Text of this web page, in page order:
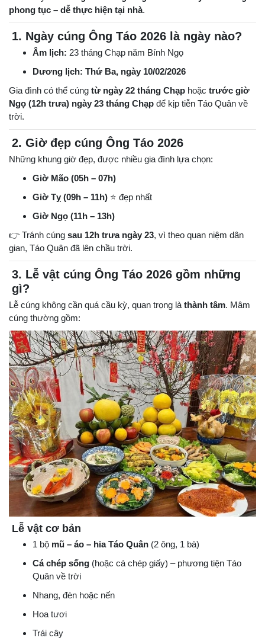
phong tục – dễ thực hiện tại nhà.
1. Ngày cúng Ông Táo 2026 là ngày nào?
Âm lịch: 23 tháng Chạp năm Bính Ngọ
Dương lịch: Thứ Ba, ngày 10/02/2026
Gia đình có thể cúng từ ngày 22 tháng Chạp hoặc trước giờ
Ngọ (12h trưa) ngày 23 tháng Chạp để kịp tiễn Táo Quân về
trời.
2. Giờ đẹp cúng Ông Táo 2026
Những khung giờ đẹp, được nhiều gia đình lựa chọn:
Giờ Mão (05h – 07h)
Giờ Tỵ (09h – 11h) ⭐ đẹp nhất
Giờ Ngọ (11h – 13h)
👉 Tránh cúng sau 12h trưa ngày 23, vì theo quan niệm dân
gian, Táo Quân đã lên chầu trời.
3. Lễ vật cúng Ông Táo 2026 gồm những
gì?
Lễ cúng không cần quá cầu kỳ, quan trọng là thành tâm. Mâm
cúng thường gồm:
Lễ vật cơ bản
1 bộ mũ – áo – hia Táo Quân (2 ông, 1 bà)
Cá chép sống (hoặc cá chép giấy) – phương tiện Táo
Quân về trời
Nhang, đèn hoặc nến
Hoa tươi
Trái cây